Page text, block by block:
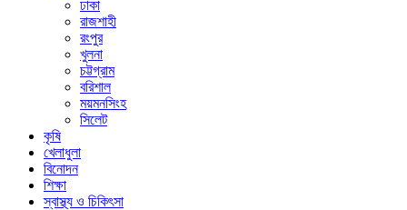
ঢাকা
রাজশাহী
রংপুর
খুলনা
চট্টগ্রাম
বরিশাল
ময়মনসিংহ
সিলেট
কৃষি
খেলাধুলা
বিনোদন
শিক্ষা
স্বাস্থ্য ও চিকিৎসা